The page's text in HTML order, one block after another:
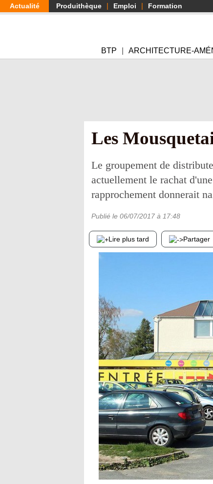
Aller
au
Actualité Produithèque Emploi Formation
BTP ARCHITECTURE-
Les
Le groupement de
actuellement le rachat
rapprochement donnerait
Publié le 06/07/2017 à 17:48
Lire plus tard Partager